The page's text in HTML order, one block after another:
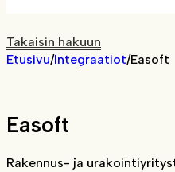
Takaisin hakuun
Etusivu/Integraatiot/Easoft
Easoft
Rakennus- ja